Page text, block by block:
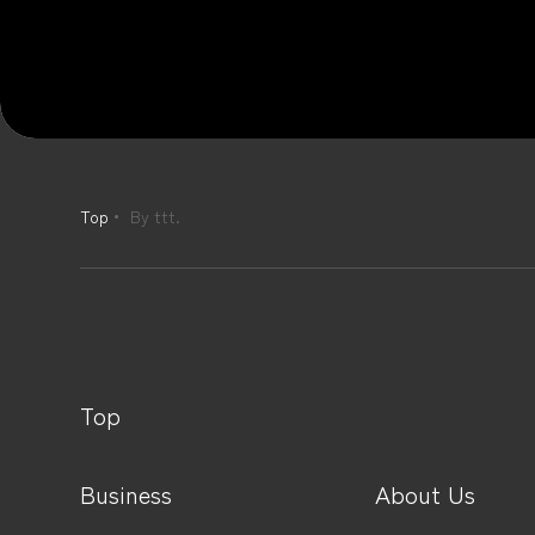
Top By ttt.
Top
Business About Us